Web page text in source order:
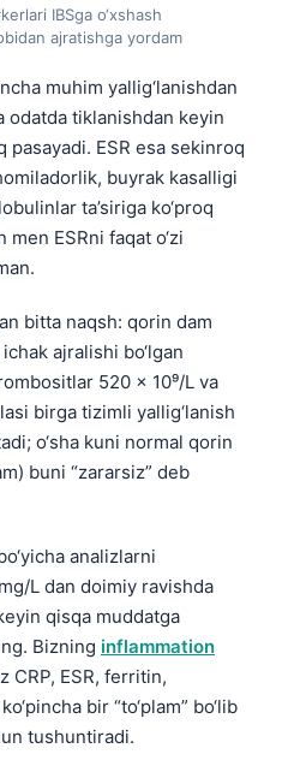
IBSga o‘xshash
ajratishga yordam
muhim yallig‘lanishdan
odatda tiklanishdan keyin
pasayadi. ESR esa sekinroq
buyrak kasalligi
ta’siriga ko‘proq
ESRni faqat o‘zi
bitta naqsh: qorin dam
ajralishi bo‘lgan
520 × 10⁹/L va
birga tizimli yallig‘lanish
o‘sha kuni normal qorin
buni “zararsiz” deb
analizlarni
L dan doimiy ravishda
qisqa muddatga
Bizning inflammation
CRP, ESR, ferritin,
bir “to‘plam” bo‘lib
tushuntiradi.